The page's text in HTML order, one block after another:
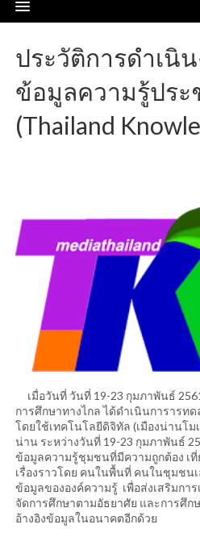
ประวัติการดำเนิ
ข้อมูลความรู้ปร
(Thailand
เมื่อวันที่ วันที่ 19-23 กุมภาพันธ์
การศึกษาทางไกล ได้ดำเนินการารท
โดยใช้เทคโนโลยีดิจิทัล (เมืองน่านโม
น่าน ระหว่างวันที่ 19-23 กุมภาพันธ์
ข้อมูลความรู้ชุมชนที่มีความถูกต้อง เที่
เรื่องราวโดย คนในพื้นที่ คนในชุมชน
ข้อมูลขององค์ความรู้ เพื่อส่งเสริมกา
จัดการศึกษาตามอัธยาศัย และการศึก
อ้างอิงข้อมูลในอนาคตอีกด้วย